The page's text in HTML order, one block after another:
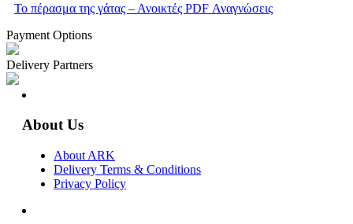
Το πέρασμα της γάτας – Ανοικτές PDF Αναγνώσεις
Payment Options
Delivery Partners
About Us
About ARK
Delivery Terms & Conditions
Privacy Policy